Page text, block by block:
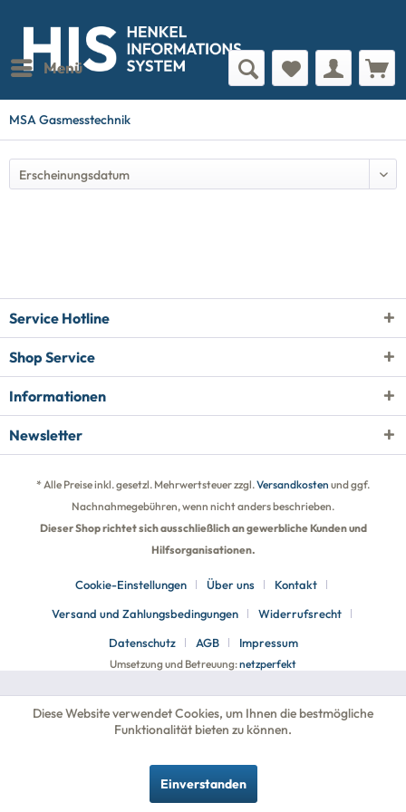
Menü
MSA Gasmesstechnik
Service Hotline
Shop Service
Informationen
Newsletter
* Alle Preise inkl. gesetzl. Mehrwertsteuer zzgl.Versandkosten und ggf.
Nachnahmegebühren, wenn nicht anders beschrieben.
Dieser Shop richtet sich ausschließlich an gewerbliche Kunden und
Hilfsorganisationen.
Cookie-Einstellungen Über uns
Kontakt
Versand und Zahlungsbedingungen
Widerrufsrecht
Datenschutz
AGB Impressum
Umsetzung und Betreuung:netzperfekt
Diese Website verwendet Cookies, um Ihnen die bestmögliche
Funktionalität bieten zu können.
Einverstanden